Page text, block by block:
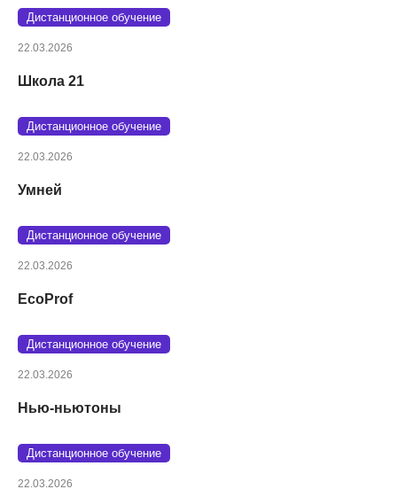
Дистанционное обучение
22.03.2026
Школа 21
Дистанционное обучение
22.03.2026
Умней
Дистанционное обучение
22.03.2026
EcoProf
Дистанционное обучение
22.03.2026
Нью-ньютоны
Дистанционное обучение
22.03.2026